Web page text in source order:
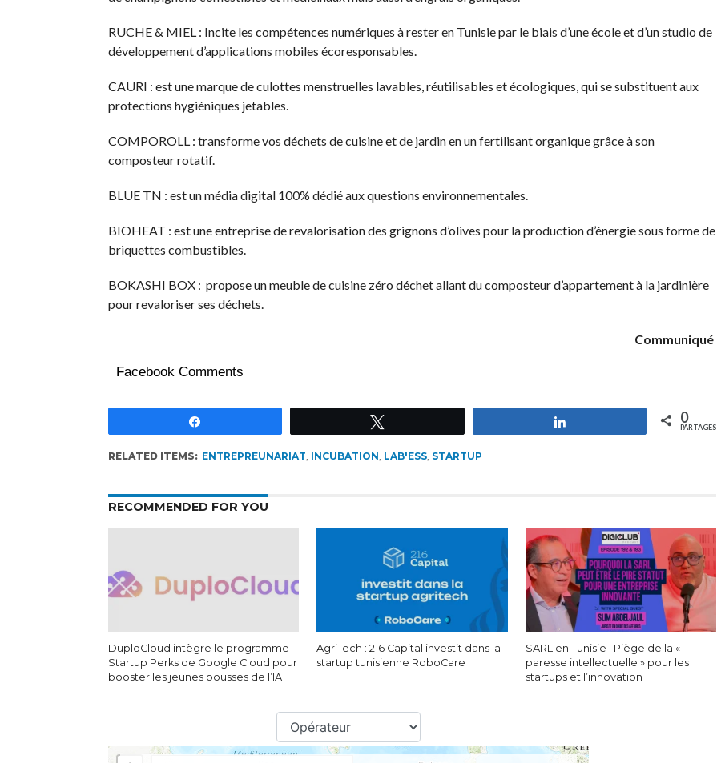
RUCHE & MIEL : Incite les compétences numériques à rester en Tunisie par le biais d’une école et d’un studio de
développement d’applications mobiles écoresponsables.
CAURI : est une marque de culottes menstruelles lavables, réutilisables et écologiques, qui se substituent aux
protections hygiéniques jetables.
COMPOROLL : transforme vos déchets de cuisine et de jardin en un fertilisant organique grâce à son
composteur rotatif.
BLUE TN : est un média digital 100% dédié aux questions environnementales.
BIOHEAT : est une entreprise de revalorisation des grignons d’olives pour la production d’énergie sous forme de
briquettes combustibles.
BOKASHI BOX : propose un meuble de cuisine zéro déchet allant du composteur d’appartement à la jardinière
pour revaloriser ses déchets.
Communiqué
Facebook Comments
0
PARTAGES
RELATED ITEMS: ENTREPREUNARIAT, INCUBATION, LAB'ESS, STARTUP
RECOMMENDED FOR YOU
DuploCloud intègre le programme
Startup Perks de Google Cloud pour
booster les jeunes pousses de l’IA
AgriTech : 216 Capital investit dans la
startup tunisienne RoboCare
SARL en Tunisie : Piège de la «
paresse intellectuelle » pour les
startups et l’innovation